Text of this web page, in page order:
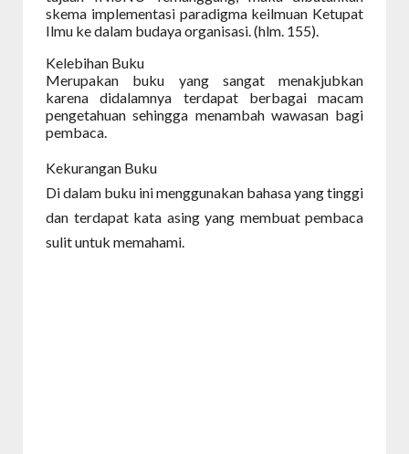
skema implementasi paradigma keilmuan Ketupat
Ilmu ke dalam budaya organisasi. (hlm. 155).
Kelebihan Buku
Merupakan buku yang sangat menakjubkan
karena didalamnya terdapat berbagai macam
pengetahuan sehingga menambah wawasan bagi
pembaca.
Kekurangan Buku
Di dalam buku ini menggunakan bahasa yang tinggi
dan terdapat kata asing yang membuat pembaca
sulit untuk memahami.